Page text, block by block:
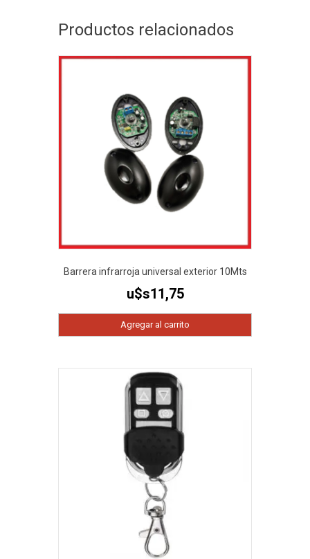
Productos relacionados
Barrera infrarroja universal exterior 10Mts
u$s11,75
Agregar al carrito